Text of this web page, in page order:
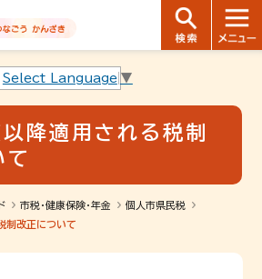
ンです。
します
ンはここまでです。
Select Language ▼
降適用される税制
て
市税・健康保険・年金
個人市県民税
制改正について